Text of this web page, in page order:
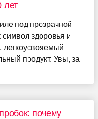
лет
под прозрачной
символ здоровья и
легкоусвояемый
продукт. Увы, за
почему